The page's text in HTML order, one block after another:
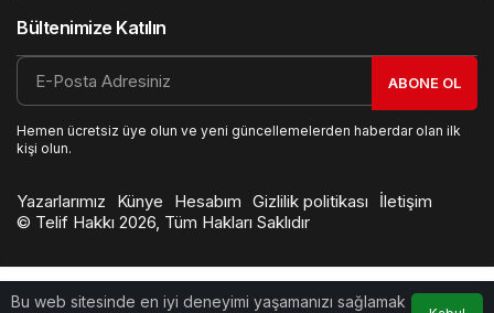
Bu web sitesinde en iyi deneyimi yaşamanızı sağlamak
Bültenimize Katılın
ABONE OL
Hemen ücretsiz üye olun ve yeni güncellemelerden haberdar olan ilk
kişi olun.
Yazarlarımız Künye Hesabım Gizlilik politikası
İletişim
© Telif Hakkı 2026, Tüm Hakları Saklıdır